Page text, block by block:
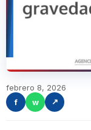
febrero 8, 2026
f
w ↗